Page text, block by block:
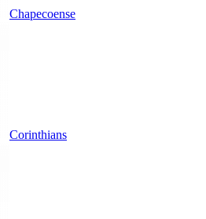
Chapecoense
Corinthians